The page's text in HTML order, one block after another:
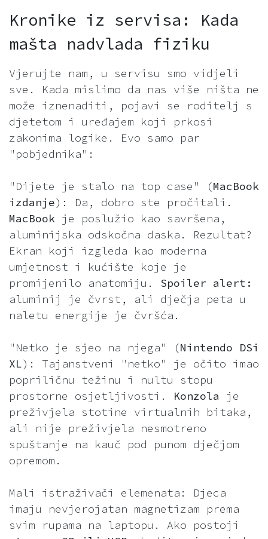
Kronike iz servisa: Kada
mašta nadvlada fiziku
Vjerujte nam, u servisu smo vidjeli
sve. Kada mislimo da nas više ništa ne
može iznenaditi, pojavi se roditelj s
djetetom i uređajem koji prkosi
zakonima logike. Evo samo par
"pobjednika":
"Dijete je stalo na top case" (MacBook
izdanje): Da, dobro ste pročitali.
MacBook je poslužio kao savršena,
aluminijska odskočna daska. Rezultat?
Ekran koji izgleda kao moderna
umjetnost i kućište koje je
promijenilo anatomiju.
Spoiler alert:
aluminij je čvrst, ali dječja peta u
naletu energije je čvršća.
"Netko je sjeo na njega" (Nintendo DSi
XL): Tajanstveni "netko" je očito imao
popriličnu težinu i nultu stopu
prostorne osjetljivosti. Konzola je
preživjela stotine virtualnih bitaka,
ali nije preživjela nesmotreno
spuštanje na kauč pod punom dječjom
opremom.
Mali istraživači elemenata: Djeca
imaju nevjerojatan magnetizam prema
svim rupama na laptopu. Ako postoji